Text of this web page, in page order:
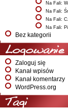
Na Fali:
Na Fali:
Na Fali:
Na Fali:
Bez kategorii
Logowanie
Zaloguj się
Kanał wpisów
Kanał komentarzy
WordPress.org
Tagi